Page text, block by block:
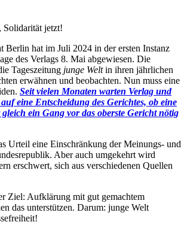
Solidarität jetzt!
Berlin hat im Juli 2024 in der ersten Instanz
des Verlags 8. Mai abgewiesen. Die
Tageszeitung junge Weltin ihren jährlichen
erwähnen und beobachten. Nun muss eine
Seit vielen Monaten warten Verlag und
eine Entscheidung des Gerichtes, ob eine
ein Gang vor das oberste Gericht nötig
Urteil eine Einschränkung der Meinungs- und
Aber auch umgekehrt wird
erschwert, sich aus verschiedenen Quellen
Ziel: Aufklärung mit gut gemachtem
das unterstützen. Darum: junge Welt